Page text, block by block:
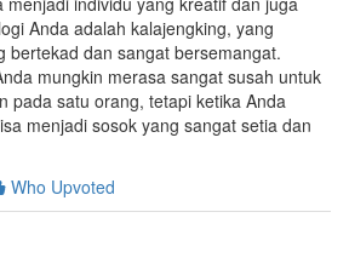
Anda adalah kalajengking, yang
bertekad dan sangat bersemangat.
mungkin merasa sangat susah untuk
pada satu orang, tetapi ketika Anda
menjadi sosok yang sangat setia dan
Who Upvoted